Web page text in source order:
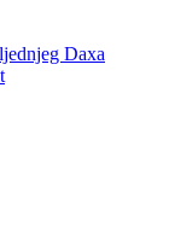
Daxa